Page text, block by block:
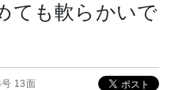
も軟らかいで
13面